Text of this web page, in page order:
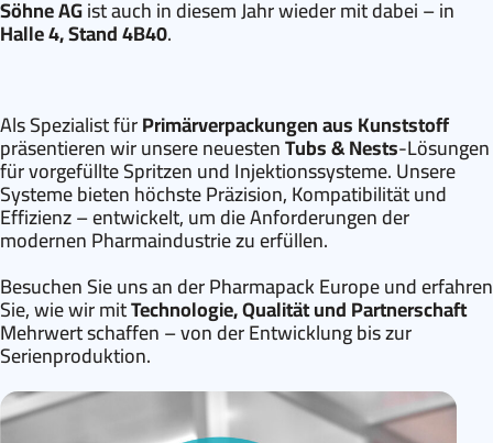
Söhne AGist auch in diesem Jahr wieder mit dabei – in
Halle 4, Stand 4B40.
Als Spezialist fürPrimärverpackungen aus Kunststoff
präsentieren wir unsere neuestenTubs & Nests-Lösungen
für vorgefüllte Spritzen und Injektionssysteme. Unsere
Systeme bieten höchste Präzision, Kompatibilität und
Effizienz – entwickelt, um die Anforderungen der
modernen Pharmaindustrie zu erfüllen.
Besuchen Sie uns an der Pharmapack Europe und erfahren
Sie, wie wir mitTechnologie, Qualität und Partnerschaft
Mehrwert schaffen – von der Entwicklung bis zur
Serienproduktion.